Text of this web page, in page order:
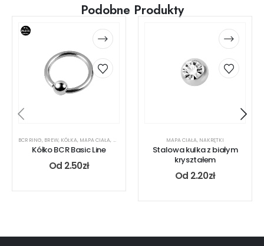
Podobne Produkty
BCR RING, BREW, KÓŁKA, MAPA CIAŁA, NOS RODZAJ KOLCZYKA,UCHO,USTA
Kółko BCR Basic Line
Od 2.50zł
MAPA CIAŁA, NAKRĘTKI
Stalowa kulka z białym
kryształem
Od 2.20zł